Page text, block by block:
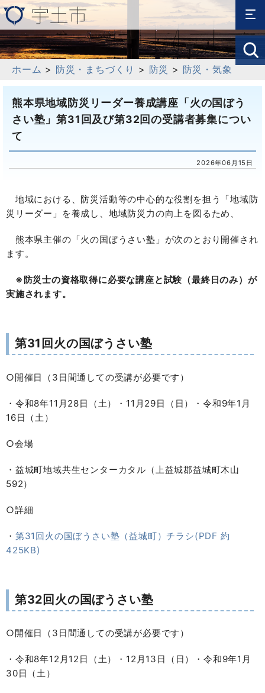
ホーム > 防災・まちづくり > 防災 > 防災・気象
熊本県地域防災リーダー養成講座「火の国ぼう
さい塾」第31回及び第32回の受講者募集につい
て
2026年06月15日
地域における、防災活動等の中心的な役割を担う「地域防
災リーダー」を養成し、地域防災力の向上を図るため、
熊本県主催の「火の国ぼうさい塾」が次のとおり開催され
ます。
※防災士の資格取得に必要な講座と試験（最終日のみ）が
実施されます。
第31回火の国ぼうさい塾
○開催日（3日間通しての受講が必要です）
・令和8年11月28日（土）・11月29日（日）・令和9年1月
16日（土）
○会場
・益城町地域共生センターカタル（上益城郡益城町木山
592）
○詳細
・ 第31回火の国ぼうさい塾（益城町）チラシ(PDF 約
425KB)
第32回火の国ぼうさい塾
○開催日（3日間通しての受講が必要です）
・令和8年12月12日（土）・12月13日（日）・令和9年1月
30日（土）